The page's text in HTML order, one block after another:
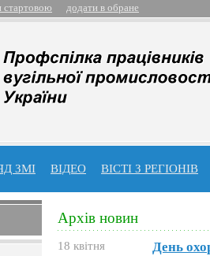
стартовою додати в обране
ЗМІ ВІДЕО ВІСТІ З РЕГІОНІВ
Архів новин
18 квітня
День